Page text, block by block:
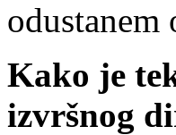
odustanem
Kako je
izvršnog